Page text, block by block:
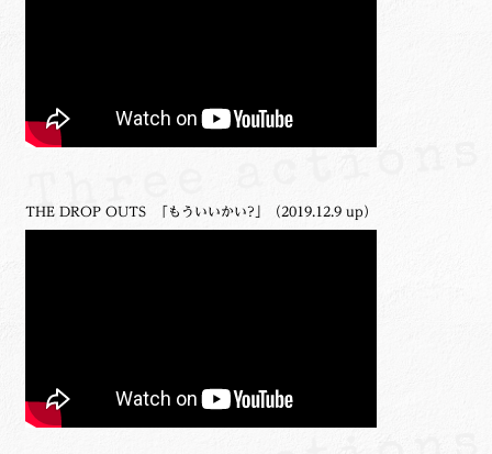
THE DROP OUTS 「もういいかい?」（2019.12.9 up）